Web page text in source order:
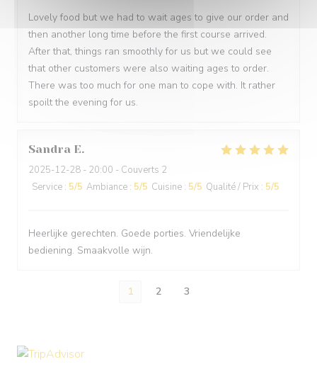
Lovely food but we had to wait ages to give our order and
then another long time before the first course arrived.
After that, things ran smoothly for us but we could see
that other customers were also waiting ages to order.
There was too much for one man to cope with. It rather
spoilt the evening for us.
Sandra E
2025-12-28 - 20:00 - Couverts 2
Service : 5/5 Ambiance : 5/5 Cuisine : 5/5 Qualité / Prix : 5/5
Heerlijke gerechten. Goede porties. Vriendelijke
bediening. Smaakvolle wijn.
1 2 3